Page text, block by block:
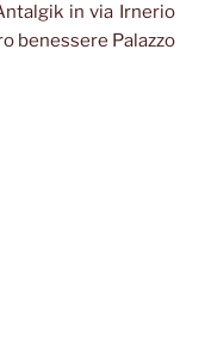
in via Irnerio
benessere Palazzo